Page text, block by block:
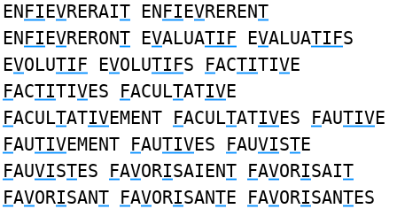
ENFIEVRERAIT ENFIEVRERENT
ENFIEVRERONT EVALUATIF EVALUATIFS
EVOLUTIF EVOLUTIFS FACTITIVE
FACTITIVES FACULTATIVE
FACULTATIVEMENT FACULTATIVES FAUTIVE
FAUTIVEMENT FAUTIVES FAUVISTE
FAUVISTES FAVORISAIENT FAVORISAIT
FAVORISANT FAVORISANTE FAVORISANTES